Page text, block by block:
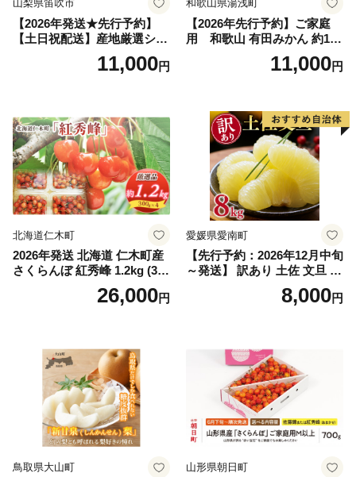
山梨県笛吹市
【2026年発送★先行予約】
【土日祝配送】産地厳選シャ
インマスカット1.2kg～1.3kg
（2房～3房）※沖縄・離島配
笛吹市 山梨県 フルーツ 果物
ぶどう 葡萄 大粒 シャインマ
スカット おすすめ シャイン
マスカット 贈答 ギフト 産地
笛吹市 シャインマスカット
笛吹 葡萄 国産 ぶどう 人気
国産 1.2kg 先行｜
11,000円
和歌山県湯浅町
【2026年先行予約】ご家庭
用 和歌山 有田みかん 約10k
g (2L、3Lサイズ)【湯浅町】
11,000円
北海道仁木町
2026年発送 北海道 仁木町産
さくらんぼ 紅秀峰 1.2kg (300
g×4パック) Lサイズ以上 旬
桜桃 産地直送 サクランボ チ
26,000円
愛媛県愛南町
【先行予約：2026年12月中旬
～発送】 訳あり 土佐 文旦 8k
g (Mサイズ以上サイズミック
ス) 8000円 わけあり ぶんた
産 農家直送 期間限定 特産品
サイズミックス くらもとフ
ァーム 愛南町 愛媛県
8,000円
鳥取県大山町 山形県朝日町